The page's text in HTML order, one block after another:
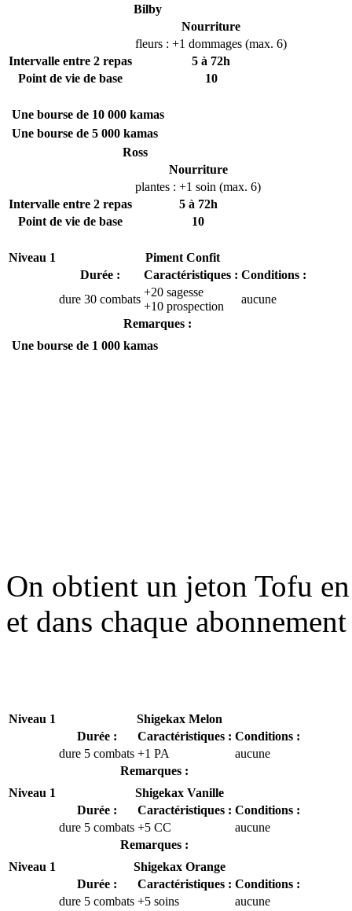
Bilby
Nourriture
fleurs : +1 dommages (max. 6)
Intervalle entre 2 repas
5 à 72h
Point de vie de base
10
Une bourse de 10 000 kamas
Une bourse de 5 000 kamas
Ross
Nourriture
plantes : +1 soin (max. 6)
Intervalle entre 2 repas
5 à 72h
Point de vie de base
10
Niveau 1
Piment Confit
Durée :
Caractéristiques : Conditions :
dure 30 combats
+20 sagesse
+10 prospection
aucune
Remarques :
Une bourse de 1 000 kamas
On obtient un jeton Tofu
et dans chaque
Niveau 1
Shigekax Melon
Durée :
Caractéristiques : Conditions :
dure 5 combats +1 PA
aucune
Remarques :
Niveau 1
Shigekax Vanille
Durée :
Caractéristiques : Conditions :
dure 5 combats +5 CC
aucune
Remarques :
Niveau 1
Shigekax Orange
Durée :
Caractéristiques : Conditions :
dure 5 combats +5 soins
aucune